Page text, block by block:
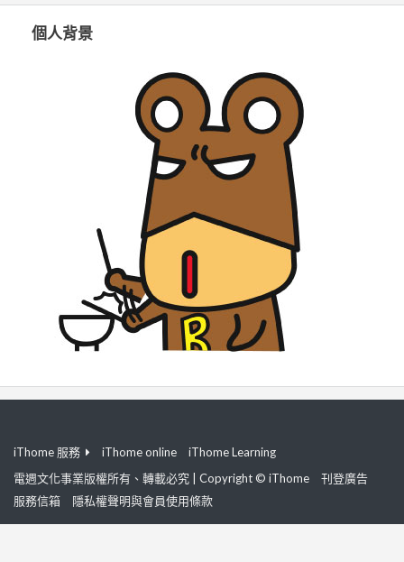
個人背景
iThome 服務 iThome online
iThome Learning
電週文化事業版權所有、轉載必究 | Copyright © iThome
刊登廣告
服務信箱
隱私權聲明與會員使用條款